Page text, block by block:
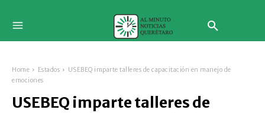
Home Estados
USEBEQ imparte talleres de capacitación en manejo de
emociones
USEBEQ imparte talleres de